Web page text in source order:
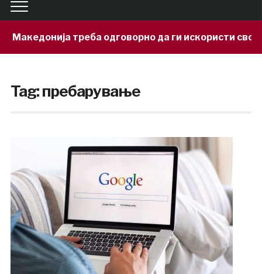
треба одговорно да ги искористи своите
Tag:пребарување